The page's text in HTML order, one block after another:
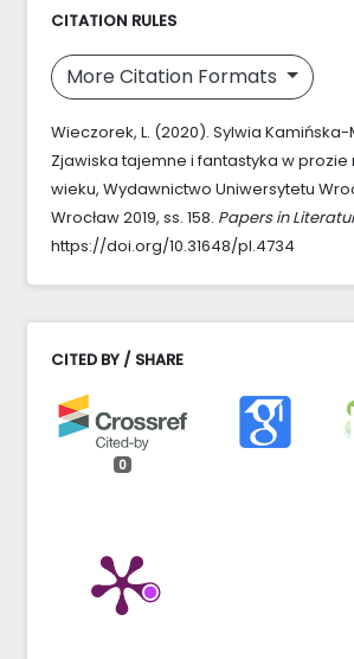
CITATION RULES
More Citation Formats
Wieczorek, L. (2020). Sylwia
Zjawiska tajemne i fantastyka w prozie
wieku, Wydawnictwo Uniwersytetu
Wrocław 2019, ss. 158. Papers in
https://doi.org/10.31648/pl.4734
CITED BY / SHARE
0